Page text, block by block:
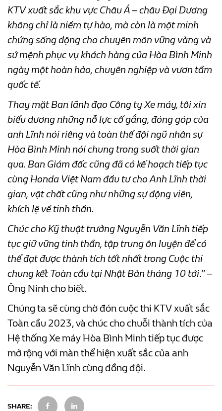
KTV xuất sắc khu vực Châu Á – châu Đại Dương
không chỉ là niềm tự hào, mà còn là một minh
chứng sống động cho chuyên môn vững vàng và
sứ mệnh phục vụ khách hàng của Hòa Bình Minh
ngày một hoàn hảo, chuyên nghiệp và vươn tầm
quốc tế.
Thay mặt Ban lãnh đạo Công ty Xe máy, tôi xin
biểu dương những nỗ lực cố gắng, đóng góp của
anh Lĩnh nói riêng và toàn thể đội ngũ nhân sự
Hòa Bình Minh nói chung trong suốt thời gian
qua. Ban Giám đốc cũng đã có kế hoạch tiếp tục
cùng Honda Việt Nam đầu tư cho Anh Lĩnh thời
gian, vật chất cũng như những sự động viên,
khích lệ về tinh thần.
Chúc cho Kỹ thuật trưởng Nguyễn Văn Lĩnh tiếp
tục giữ vững tinh thần, tập trung ôn luyện để có
thể đạt được thành tích tốt nhất trong Cuộc thi
chung kết Toàn cầu tại Nhật Bản tháng 10 tới.” –
Ông Ninh cho biết.
Chúng ta sẽ cùng chờ đón cuộc thi KTV xuất sắc
Toàn cầu 2023, và chúc cho chuỗi thành tích của
Hệ thống Xe máy Hòa Bình Minh tiếp tục được
mở rộng với màn thể hiện xuất sắc của anh
Nguyễn Văn Lĩnh cùng đồng đội.
SHARE: